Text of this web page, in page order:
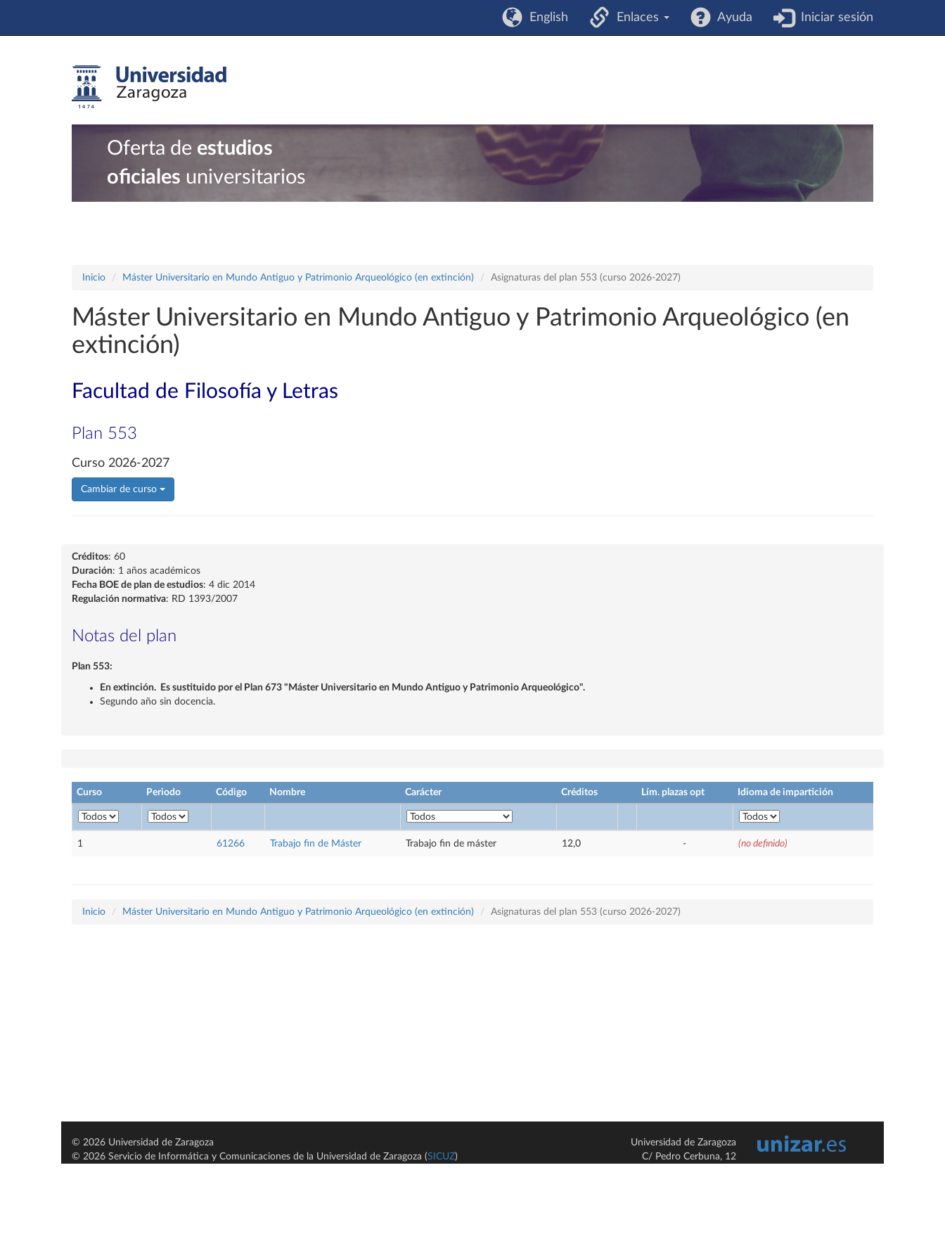
English Enlaces Ayuda Iniciar sesión
Oferta de estudios
oficiales universitarios
Inicio Máster Universitario en Mundo Antiguo y Patrimonio Arqueológico (en extinción) Asignaturas del plan 553 (curso 2026-2027)
Máster Universitario en Mundo Antiguo y Patrimonio Arqueológico (en
extinción)
Facultad de Filosofía y Letras
Plan 553
Curso 2026-2027
Cambiar de curso
Créditos: 60
Duración: 1 años académicos
Fecha BOE de plan de estudios: 4 dic 2014
Regulación normativa: RD 1393/2007
Notas del plan
Plan 553:
En extinción. Es sustituido por el Plan 673 "Máster Universitario en Mundo Antiguo y Patrimonio Arqueológico".
Segundo año sin docencia.
Curso Periodo Código Nombre Carácter Créditos Lím. plazas opt Idioma de impartición
1 61266 Trabajo fin de Máster Trabajo fin de máster 12,0 - (no definido)
Inicio Máster Universitario en Mundo Antiguo y Patrimonio Arqueológico (en extinción) Asignaturas del plan 553 (curso 2026-2027)
© 2026 Universidad de Zaragoza
© 2026 Servicio de Informática y Comunicaciones de la Universidad de Zaragoza (SICUZ)
Universidad de Zaragoza
C/ Pedro Cerbuna, 12